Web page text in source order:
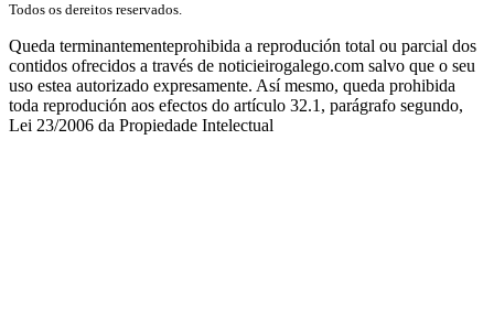
Todos os dereitos reservados.
Queda terminantementeprohibida a reprodución total ou parcial dos
contidos ofrecidos a través de noticieirogalego.com salvo que o seu
uso estea autorizado expresamente. Así mesmo, queda prohibida
toda reprodución aos efectos do artículo 32.1, parágrafo segundo,
Lei 23/2006 da Propiedade Intelectual